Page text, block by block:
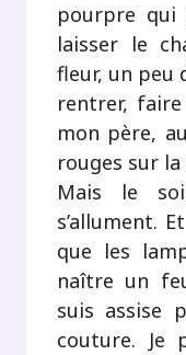
pourpre
laisser le
fleur, un peu
rentrer,
mon père,
rouges sur
Mais le
s’allument.
que les
naître un
suis assise
couture. Je